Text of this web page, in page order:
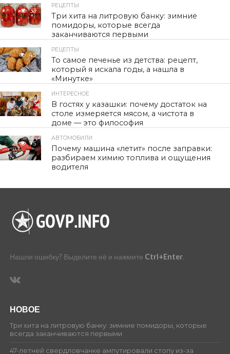
33
РЕЦЕПТЫ
Три хита на литровую банку: зимние
помидоры, которые всегда
заканчиваются первыми
45
РЕЦЕПТЫ
То самое печенье из детства: рецепт,
который я искала годы, а нашла в
«Минутке»
63
ИНТЕРЕСНОЕ
В гостях у казашки: почему достаток на
столе измеряется мясом, а чистота в
доме — это философия
75
АВТОМОБИЛИ
Почему машина «летит» после заправки:
разбираем химию топлива и ощущения
водителя
Нашли ошибку? Выделите её и нажмите Ctrl+Enter.
НОВОЕ
Три хита на литровую банку: зимние помидоры, которые
всегда заканчиваются первыми
47-летней свердловчанке ампутировали стопу из-за